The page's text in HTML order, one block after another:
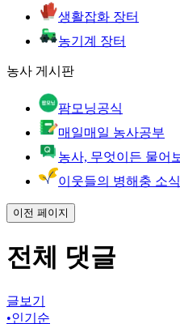
생활잡화 장터
농기계 장터
농사 게시판
팜모닝공식
매일매일 농사공부
농사, 무엇이든 물어
이웃들의 병해충 소식
이전 페이지
전체 댓글
글보기
•인기순